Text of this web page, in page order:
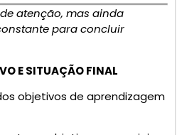
atenção, mas ainda
para concluir
E SITUAÇÃO FINAL
objetivos de aprendizagem